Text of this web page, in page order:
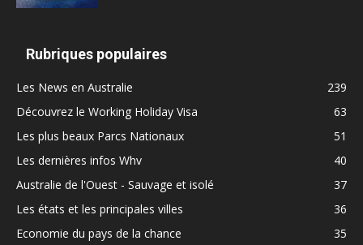
Rubriques populaires
Les News en Australie
239
Découvrez le Working Holiday Visa
63
Les plus beaux Parcs Nationaux
51
Les dernières infos Whv
40
Australie de l'Ouest - Sauvage et isolé
37
Les états et les principales villes
36
Economie du pays de la chance
35